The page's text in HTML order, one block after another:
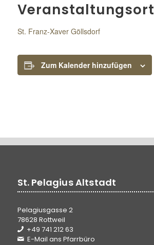
Veranstaltungsort
St. Franz-Xaver Göllsdorf
Zum Kalender hinzufügen
St. Pelagius Altstadt
Pelagiusgasse 2
78628 Rottweil
+49 741 212 63
E-Mail ans Pfarrbüro